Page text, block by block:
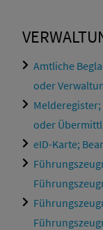
Amtliche
oder
oder
eID-Karte;